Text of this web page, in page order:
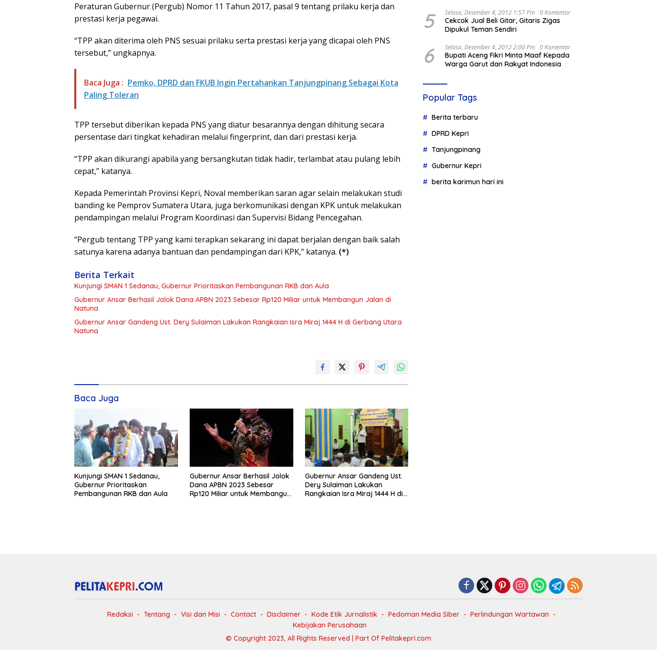
Peraturan Gubernur (Pergub) Nomor 11 Tahun 2017, pasal 9 tentang prilaku kerja dan
prestasi kerja pegawai.
“TPP akan diterima oleh PNS sesuai prilaku serta prestasi kerja yang dicapai oleh PNS
tersebut,” ungkapnya.
Baca Juga : Pemko, DPRD dan FKUB Ingin Pertahankan Tanjungpinang Sebagai Kota
Paling Toleran
TPP tersebut diberikan kepada PNS yang diatur besarannya dengan dihitung secara
persentase dari tingkat kehadiran melalui fingerprint, dan dari prestasi kerja.
“TPP akan dikurangi apabila yang bersangkutan tidak hadir, terlambat atau pulang lebih
cepat,” katanya.
Kepada Pemerintah Provinsi Kepri, Noval memberikan saran agar selain melakukan studi
banding ke Pemprov Sumatera Utara, juga berkomunikasi dengan KPK untuk melakukan
pendampingan melalui Program Koordinasi dan Supervisi Bidang Pencegahan.
“Pergub tentang TPP yang kami terapkan sekarang ini dapat berjalan dengan baik salah
satunya karena adanya bantuan dan pendampingan dari KPK,” katanya. (*)
Berita Terkait
Kunjungi SMAN 1 Sedanau, Gubernur Prioritaskan Pembangunan RKB dan Aula
Gubernur Ansar Berhasil Jolok Dana APBN 2023 Sebesar Rp120 Miliar untuk Membangun Jalan di
Natuna
Gubernur Ansar Gandeng Ust. Dery Sulaiman Lakukan Rangkaian Isra Miraj 1444 H di Gerbang Utara
Natuna
Baca Juga
Kunjungi SMAN 1 Sedanau,
Gubernur Prioritaskan
Pembangunan RKB dan Aula
Gubernur Ansar Berhasil Jolok
Dana APBN 2023 Sebesar
Rp120 Miliar untuk Membangun
Gubernur Ansar Gandeng Ust.
Dery Sulaiman Lakukan
Rangkaian Isra Miraj 1444 H di
5 Selasa, Desember 4, 2012 1:57 Pm 0 Komentar
Cekcok Jual Beli Gitar, Gitaris Zigas
Dipukul Teman Sendiri
6 Selasa, Desember 4, 2012 2:00 Pm 0 Komentar
Bupati Aceng Fikri Minta Maaf Kepada
Warga Garut dan Rakyat Indonesia
Popular Tags
Berita terbaru
DPRD Kepri
Tanjungpinang
Gubernur Kepri
berita karimun hari ini
Redaksi Tentang Visi dan Misi Contact Disclaimer Kode Etik Jurnalistik Pedoman Media Siber
Perlindungan Wartawan
Kebijakan Perusahaan
© Copyright 2023, All Rights Reserved | Part Of Pelitakepri.com